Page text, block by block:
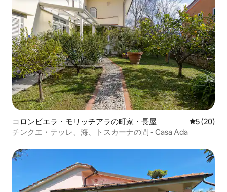
コロンビエラ・モリッチアラの町家・長屋 レビュー
5 (20)
チンクエ・テッレ、海、トスカーナの間 - Casa Ada